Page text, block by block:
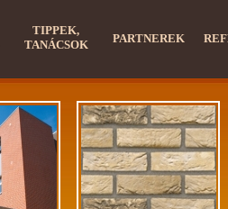
TIPPEK,
TANÁCSOK
PARTNEREK